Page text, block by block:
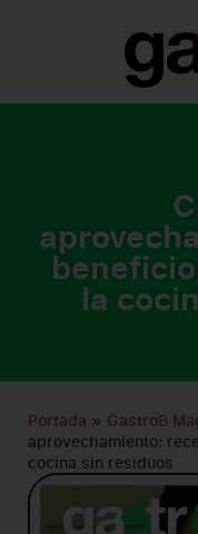
la
Portada » GastroB
aprovechamiento:
cocina sin residuos